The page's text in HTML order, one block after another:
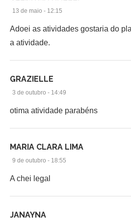
13 de maio - 12:15
Adoei as atividades gostaria do
a atividade.
GRAZIELLE
3 de outubro - 14:49
otima atividade parabéns
MARIA CLARA LIMA
9 de outubro - 18:55
A chei legal
JANAYNA